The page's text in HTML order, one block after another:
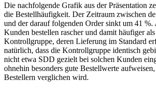
Die nachfolgende Grafik aus der Präsentation
die Bestellhäufigkeit. Der Zeitraum zwischen
und der darauf folgenden Order sinkt um 41 %.
Kunden bestellen rascher und damit häufiger
Kontrollgruppe, deren Lieferung im Standard
natürlich, dass die Kontrollgruppe identisch
nicht etwa SDD gezielt bei solchen Kunden
ohnehin besonders gute Bestellwerte
Bestellern verglichen wird.